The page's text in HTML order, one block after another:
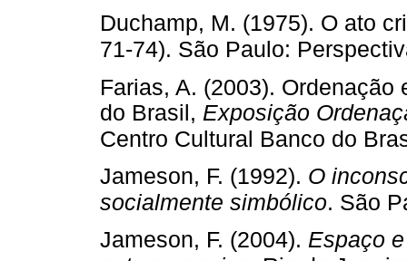
Duchamp, M. (1975). O ato
71-74). São Paulo:
Farias, A. (2003).
do Brasil, Exposição
Centro Cultural Banco do
Jameson, F. (1992). O
socialmente simbólico. São
Jameson, F. (2004). Espaço